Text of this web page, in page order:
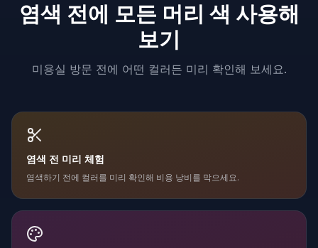
염색 전에 모든 머리 색 사용해
보기
미용실 방문 전에 어떤 컬러든 미리 확인해 보세요.
염색 전 미리 체험
염색하기 전에 컬러를 미리 확인해 비용 낭비를 막으세요.